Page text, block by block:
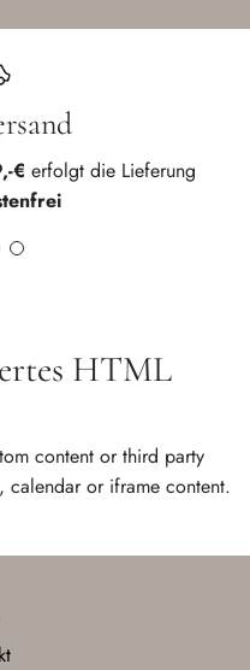
€ erfolgt die Lieferung
HTML
content or third party
calendar or iframe content.